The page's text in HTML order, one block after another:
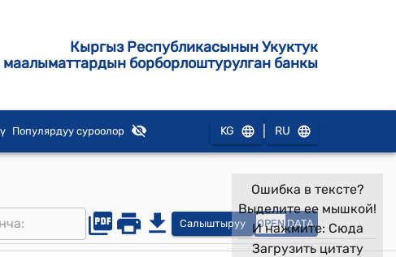
Кыргыз Республикасынын Укуктук
маалыматтардын борборлоштурулган банкы
Популярдуу суроолор KG RU
Салыштыруу OPEN DATA
Ошибка в тексте?
Выделите ее мышкой!
И нажмите: Сюда
Загрузить цитату